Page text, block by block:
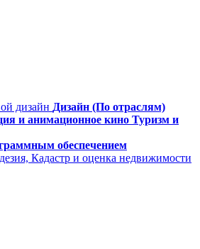
дизайн Дизайн (По отраслям)
и анимационное кино Туризм и
обеспечением
Кадастр и оценка недвижимости